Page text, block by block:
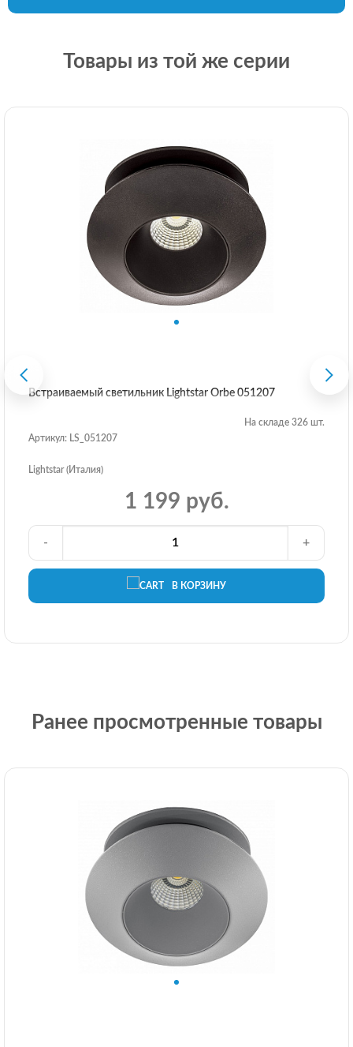
Товары из той же серии
Встраиваемый светильник Lightstar Orbe 051207
На складе 326 шт.
Артикул: LS_051207
Lightstar (Италия)
1 199 руб.
В КОРЗИНУ
- +
Ранее просмотренные товары